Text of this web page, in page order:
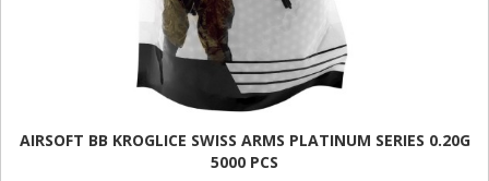
AIRSOFT BB KROGLICE SWISS ARMS PLATINUM SERIES 0.20G
5000 PCS